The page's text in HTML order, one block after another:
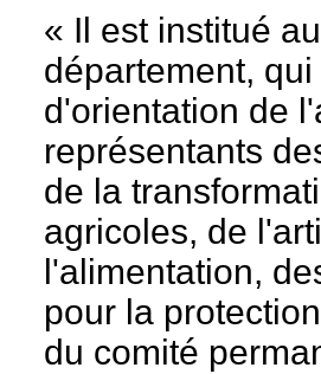
« Il est institué
département,
d'orientation de
représentants
de la
agricoles, de
l'alimentation,
pour la
du comité